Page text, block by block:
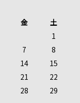
金
土
1
7
8
14
15
21
22
28
29